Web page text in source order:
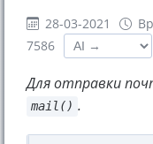
28-03-2021
7586
Для отправки
mail() .